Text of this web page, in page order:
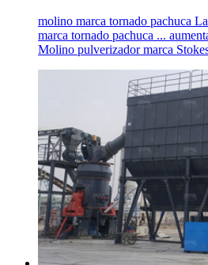
molino marca tornado pachuca
marca tornado pachuca ...
Molino pulverizador marca